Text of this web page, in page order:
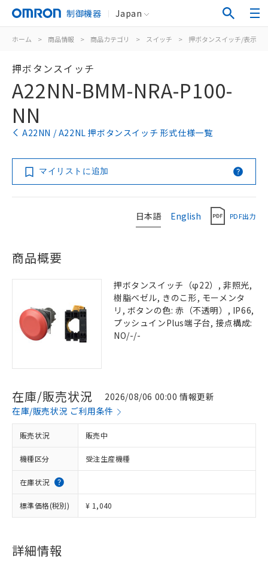
制御機器 Japan
ホーム > 商品情報 > 商品カテゴリ > スイッチ > 押ボタンスイッチ/表示灯
押ボタンスイッチ
A22NN-BMM-NRA-P100-
NN
A22NN / A22NL 押ボタンスイッチ 形式仕様一覧
マイリストに追加
日本語 English PDF出力
商品概要
押ボタンスイッチ（φ22）, 非照光,
樹脂ベゼル, きのこ形, モーメンタ
リ, ボタンの色: 赤（不透明）, IP66,
プッシュインPlus端子台, 接点構成:
NO/-/-
在庫/販売状況
2026/08/06 00:00 情報更新
在庫/販売状況 ご利用条件
販売状況 販売中
機種区分 受注生産機種
在庫状況
標準価格(税別) ¥ 1,040
詳細情報